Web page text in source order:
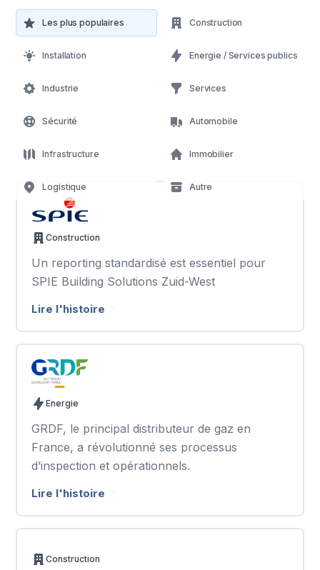
Les plus populaires Construction
Installation Energie / Services publics
Industrie Services
Sécurité Automobile
Infrastructure Immobilier
Logistique Autre
Construction
Un reporting standardisé est essentiel pour
SPIE Building Solutions Zuid-West
Lire l'histoire
Energie
GRDF, le principal distributeur de gaz en
France, a révolutionné ses processus
d’inspection et opérationnels.
Lire l'histoire
Construction